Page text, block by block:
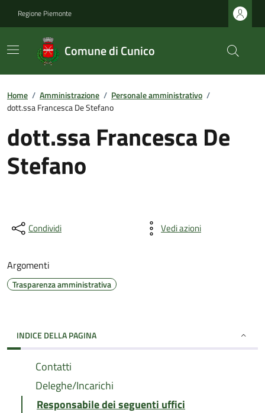
Regione Piemonte
Comune di Cunico
Home / Amministrazione / Personale amministrativo /
dott.ssa Francesca De Stefano
dott.ssa Francesca De
Stefano
Condividi Vedi azioni
Argomenti
Trasparenza amministrativa
INDICE DELLA PAGINA
Contatti
Deleghe/Incarichi
Responsabile dei seguenti uffici